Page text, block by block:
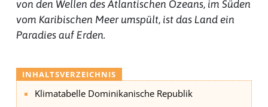
von den Wellen des Atlantischen Ozeans, im Süden
vom Karibischen Meer umspült, ist das Land ein
Paradies auf Erden.
INHALTSVERZEICHNIS
Klimatabelle Dominikanische Republik